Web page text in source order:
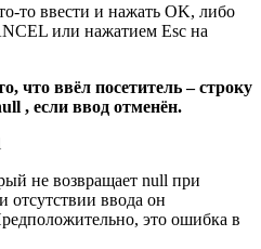
то ввести и нажать OK, либо
или нажатием Esc на
что ввёл посетитель – строку
, если ввод отменён.
не возвращает null при
отсутствии ввода он
это ошибка в